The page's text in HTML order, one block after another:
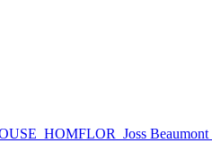
HOMFLOR Joss Beaumont